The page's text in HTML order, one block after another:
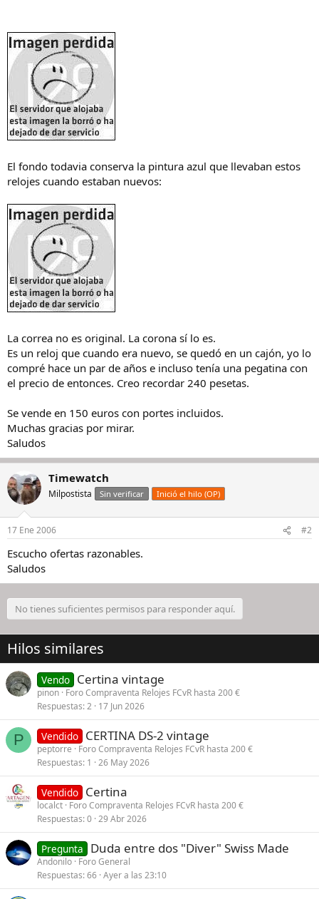
El fondo todavia conserva la pintura azul que llevaban estos
relojes cuando estaban nuevos:
La correa no es original. La corona sí lo es.
Es un reloj que cuando era nuevo, se quedó en un cajón, yo lo
compré hace un par de años e incluso tenía una pegatina con
el precio de entonces. Creo recordar 240 pesetas.
Se vende en 150 euros con portes incluidos.
Muchas gracias por mirar.
Saludos
Timewatch
Milpostista Sin verificar Inició el hilo (OP)
17 Ene 2006 #2
Escucho ofertas razonables.
Saludos
No tienes suficientes permisos para responder aquí.
Hilos similares
Vendo Certina vintage
pinon Foro Compraventa Relojes FCvR hasta 200 €
Respuestas 2 17 Jun 2026
P Vendido CERTINA DS-2 vintage
peptorre
Foro Compraventa Relojes FCvR hasta 200 €
Respuestas 1 26 May 2026
Vendido Certina
localct Foro Compraventa Relojes FCvR hasta 200 €
Respuestas 0 29 Abr 2026
Pregunta Duda entre dos "Diver" Swiss Made
Andonilo Foro General
Respuestas 66 Ayer a las 23:10